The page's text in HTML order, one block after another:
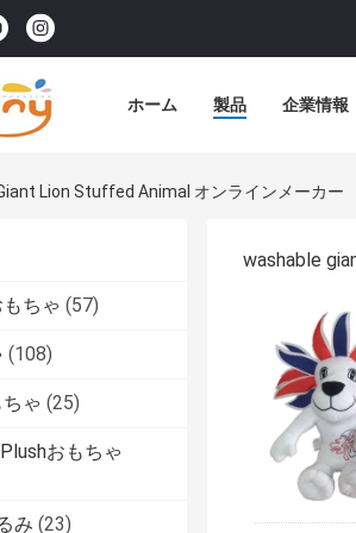
ホーム 製品 企業情報
Lion Stuffed Animal オンラインメーカー
ちゃ (57)
(108)
ゃ (25)
おもちゃ
み (23)
washable